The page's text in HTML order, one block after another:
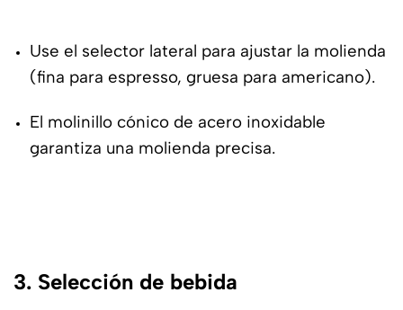
Use el selector lateral para ajustar la molienda
(fina para espresso, gruesa para americano).
El molinillo cónico de acero inoxidable
garantiza una molienda precisa.
3. Selección de bebida